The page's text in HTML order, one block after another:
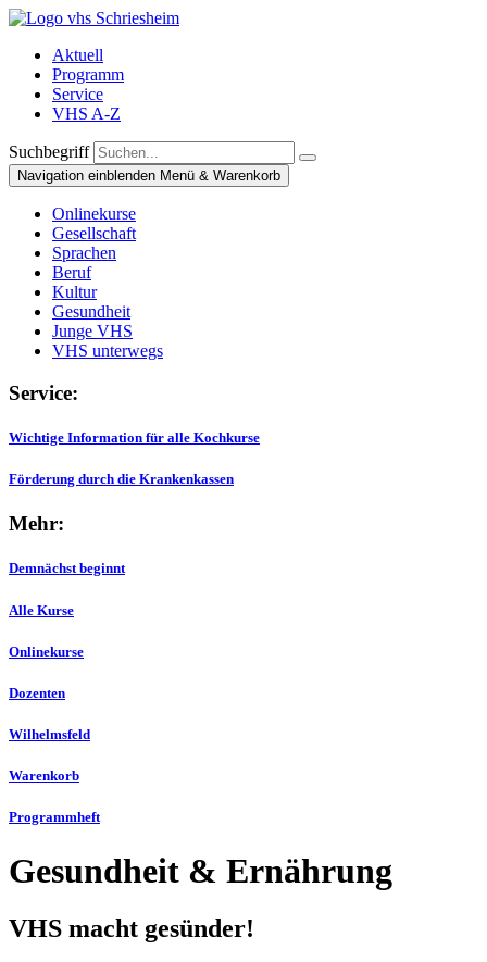
Aktuell
Programm
Service
VHS A-Z
Suchbegriff
Navigation einblenden Menü & Warenkorb
Onlinekurse
Gesellschaft
Sprachen
Beruf
Kultur
Gesundheit
Junge VHS
VHS unterwegs
Service:
Wichtige Information für alle Kochkurse
Förderung durch die Krankenkassen
Mehr:
Demnächst beginnt
Alle Kurse
Onlinekurse
Dozenten
Wilhelmsfeld
Warenkorb
Programmheft
Gesundheit & Ernährung
VHS macht gesünder!